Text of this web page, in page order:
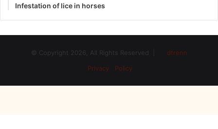
Infestation of lice in horses
© Copyright 2026, All Rights Reserved |
dtrenn
Privacy Policy